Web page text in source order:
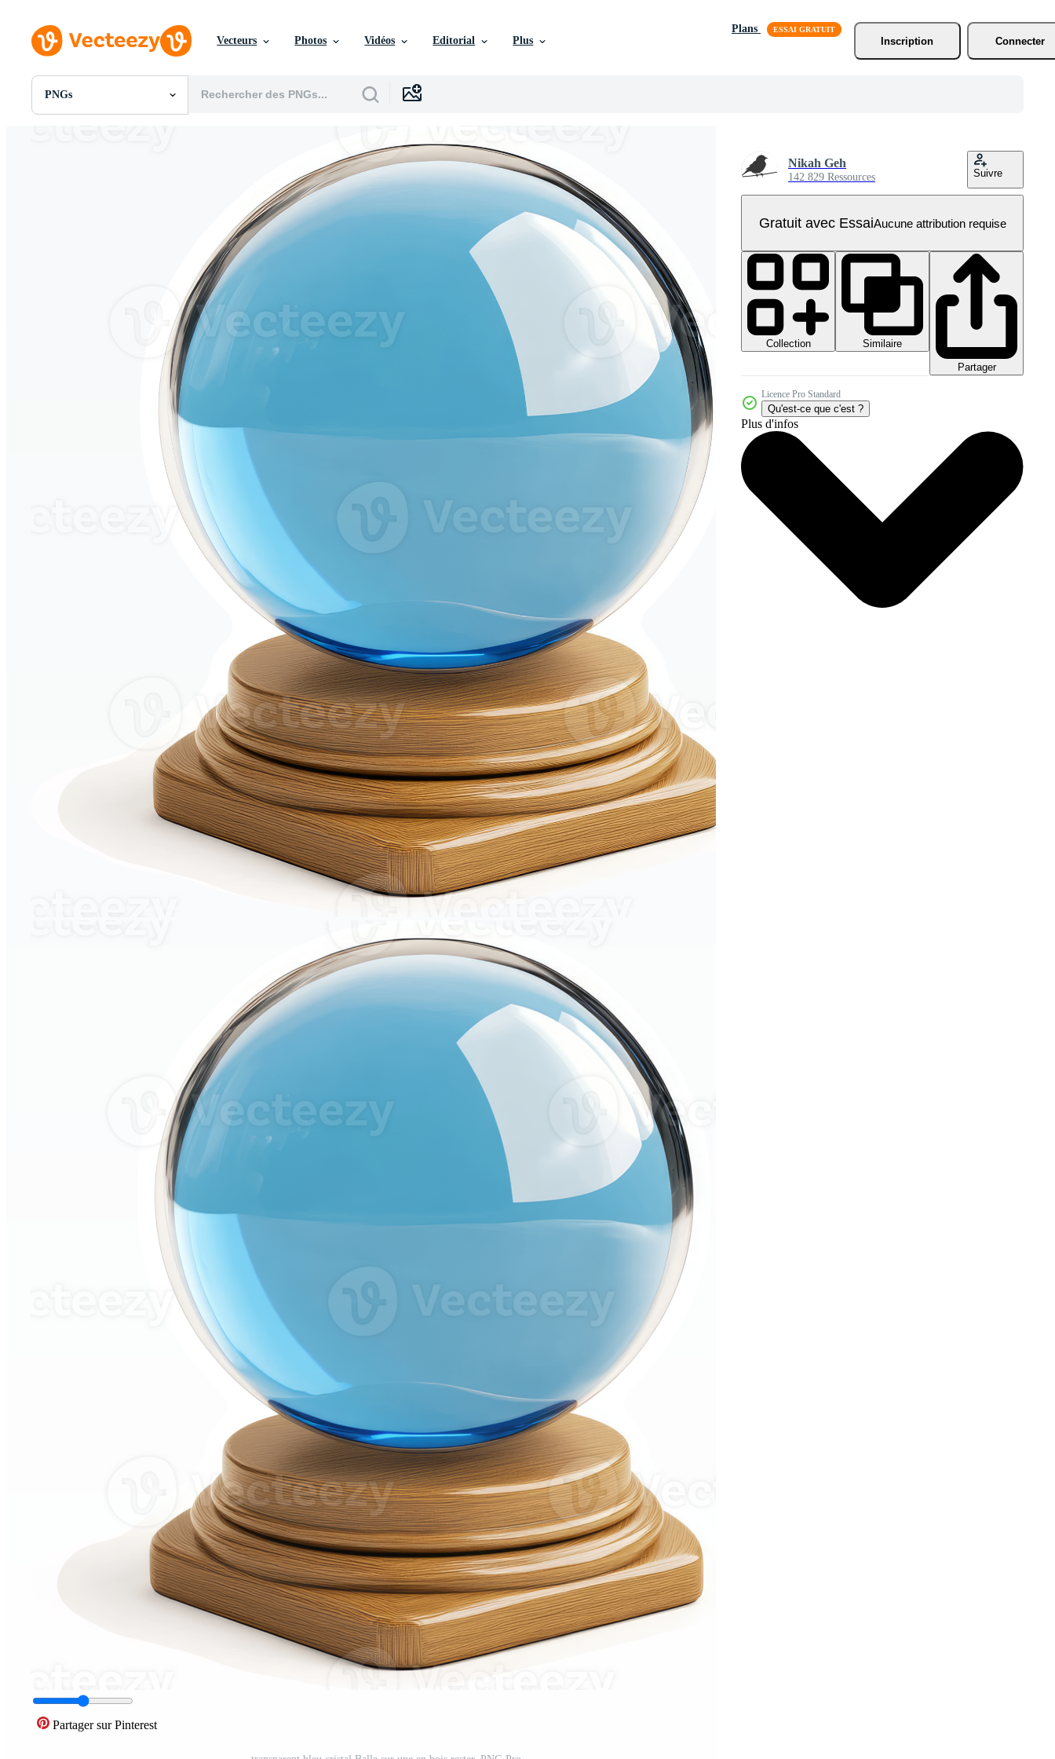
Vecteurs Photos Vidéos Editorial Plus
Plans
Inscription
Connecter
PNGs
Toutes Images
Partager sur Pinterest
Nikah Geh
142 829 Ressources Suivre
Gratuit avec EssaiAucune attribution requise
Collection
Similaire
Partager
Licence Pro Standard
Qu'est-ce que c'est ?
Plus d'infos